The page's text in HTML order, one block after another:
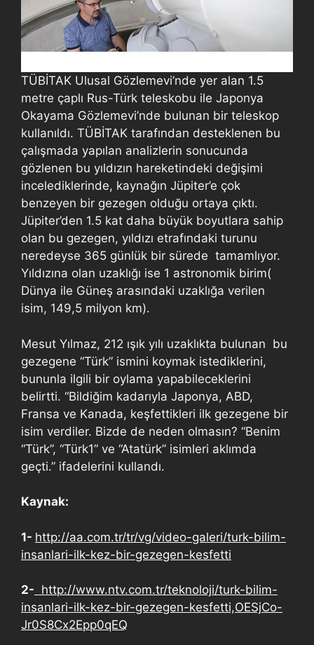
TÜBİTAK Ulusal Gözlemevi’nde yer alan 1.5
metre çaplı Rus-Türk teleskobu ile Japonya
Okayama Gözlemevi’nde bulunan bir teleskop
kullanıldı. TÜBİTAK tarafından desteklenen bu
çalışmada yapılan analizlerin sonucunda
gözlenen bu yıldızın hareketindeki değişimi
incelediklerinde, kaynağın Jüpiter’e çok
benzeyen bir gezegen olduğu ortaya çıktı.
Jüpiter’den 1.5 kat daha büyük boyutlara sahip
olan bu gezegen, yıldızı etrafındaki turunu
neredeyse 365 günlük bir sürede tamamlıyor.
Yıldızına olan uzaklığı ise 1 astronomik birim(
Dünya ile Güneş arasındaki uzaklığa verilen
isim, 149,5 milyon km).
Mesut Yılmaz, 212 ışık yılı uzaklıkta bulunan bu
gezegene “Türk” ismini koymak istediklerini,
bununla ilgili bir oylama yapabileceklerini
belirtti. “Bildiğim kadarıyla Japonya, ABD,
Fransa ve Kanada, keşfettikleri ilk gezegene bir
isim verdiler. Bizde de neden olmasın? “Benim
“Türk”, “Türk1” ve “Atatürk” isimleri aklımda
geçti.” ifadelerini kullandı.
Kaynak:
1- http://aa.com.tr/tr/vg/video-galeri/turk-bilim-
insanlari-ilk-kez-bir-gezegen-kesfetti
2- http://www.ntv.com.tr/teknoloji/turk-bilim-
insanlari-ilk-kez-bir-gezegen-kesfetti,OESjCo-
Jr0S8Cx2Epp0qEQ